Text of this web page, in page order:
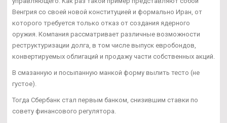
Венгрия со своей новой конституцией и формально Иран, от
которого требуется только отказ от создания ядерного
оружия. Компания рассматривает различные возможности
реструктуризации долга, в том числе выпуск евробондов,
конвертируемых облигаций и продажу части собственных акций.
В смазанную и посыпанную манкой форму вылить тесто (не
густое).
Тогда Сбербанк стал первым банком, снизившим ставки по
совету финансового регулятора.